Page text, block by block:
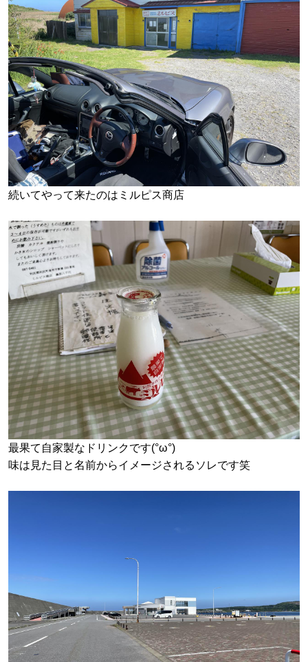
続いてやって来たのはミルピス商店
最果て自家製なドリンクです(°ω°)
味は見た目と名前からイメージされるソレです笑